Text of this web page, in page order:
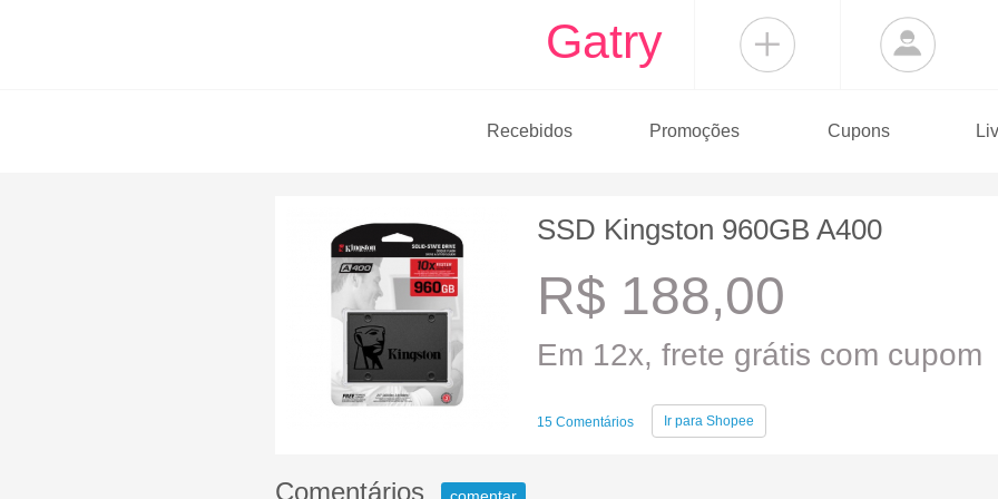
Gatry
Recebidos Promoções Cupons
SSD Kingston 960GB A400
R$ 188,00
Em 12x, frete grátis com cupom
15 Comentários Ir para Shopee
Comentários